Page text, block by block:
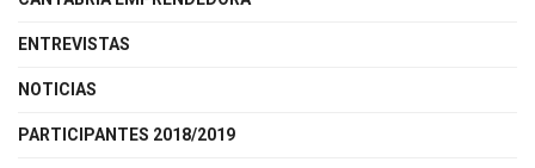
ENTREVISTAS
NOTICIAS
PARTICIPANTES 2018/2019